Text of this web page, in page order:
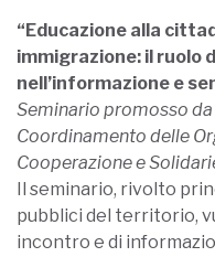
“Educazione alla
immigrazione: il ruolo
nell’informazione e
Seminario promosso
Coordinamento delle
Cooperazione e
Il seminario, rivolto
pubblici del territorio,
incontro e di